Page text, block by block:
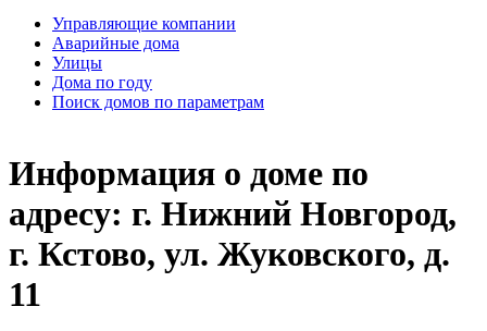
Главное меню
Управляющие компании
Аварийные дома
Улицы
Дома по году
Поиск домов по параметрам
Информация о доме по
адресу: г. Нижний Новгород,
г. Кстово, ул. Жуковского, д.
11